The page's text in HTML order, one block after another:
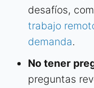
desafíos,
trabajo
demanda.
No tener
preguntas